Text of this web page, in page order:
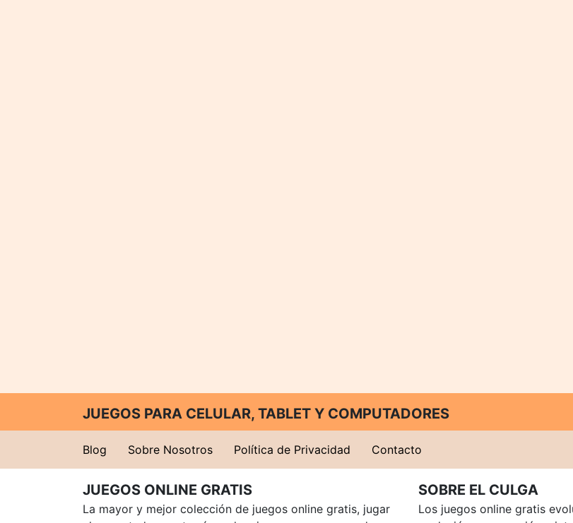
JUEGOS PARA CELULAR, TABLET Y COMPUTADORES
Blog Sobre Nosotros Política de Privacidad Contacto
JUEGOS ONLINE GRATIS
La mayor y mejor colección de juegos online gratis, jugar
SOBRE EL CULGA
Los juegos online gratis